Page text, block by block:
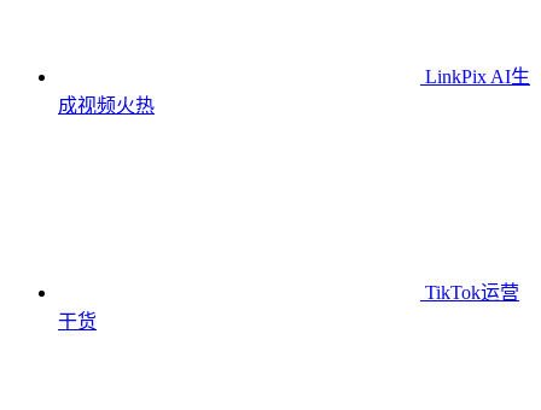
LinkPix AI生
成视频火热
TikTok运营
干货